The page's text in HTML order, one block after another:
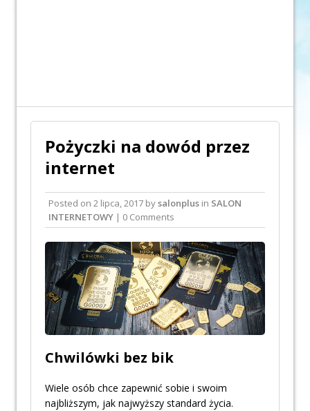
Pożyczki na dowód przez
internet
Posted on 2 lipca, 2017 bysalonplus in SALON
INTERNETOWY | 0 Comments
Chwilówki bez bik
Wiele osób chce zapewnić sobie i swoim
najbliższym, jak najwyższy standard życia.